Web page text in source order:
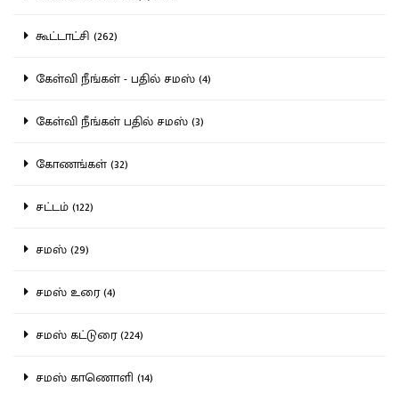
கூட்டாட்சி (262)
கேள்வி நீங்கள் - பதில் சமஸ் (4)
கேள்வி நீங்கள் பதில் சமஸ் (3)
கோணங்கள் (32)
சட்டம் (122)
சமஸ் (29)
சமஸ் உரை (4)
சமஸ் கட்டுரை (224)
சமஸ் காணொளி (14)